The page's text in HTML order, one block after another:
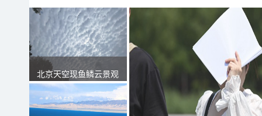
北京天空现鱼鳞云景观